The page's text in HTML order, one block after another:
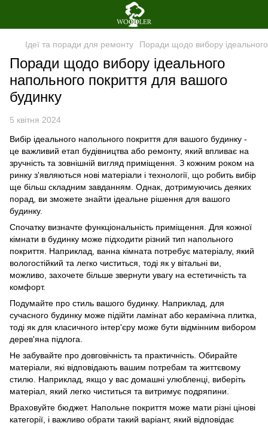
Ідеї та поради для ремонту Поради щодо вибору
Поради щодо вибору ідеального
напольного покриття для вашого
будинку
5 квітня 2024
Вибір ідеального напольного покриття для вашого будинку -
це важливий етап будівництва або ремонту, який впливає на
зручність та зовнішній вигляд приміщення. З кожним роком на
ринку з'являються нові матеріали і технології, що робить вибір
ще більш складним завданням. Однак, дотримуючись деяких
порад, ви зможете знайти ідеальне рішення для вашого
будинку.
Спочатку визначте функціональність приміщення. Для кожної
кімнати в будинку може підходити різний тип напольного
покриття. Наприклад, ванна кімната потребує матеріалу, який
вологостійкий та легко чиститься, тоді як у вітальні ви,
можливо, захочете більше звернути увагу на естетичність та
комфорт.
Подумайте про стиль вашого будинку. Наприклад, для
сучасного будинку може підійти ламінат або керамічна плитка,
тоді як для класичного інтер'єру може бути відмінним вибором
дерев'яна підлога.
Не забувайте про довговічність та практичність. Обирайте
матеріали, які відповідають вашим потребам та життєвому
стилю. Наприклад, якщо у вас домашні улюбленці, виберіть
матеріал, який легко чиститься та витримує подряпини.
Враховуйте бюджет. Напольне покриття може мати різні цінові
категорії, і важливо обрати такий варіант, який відповідає